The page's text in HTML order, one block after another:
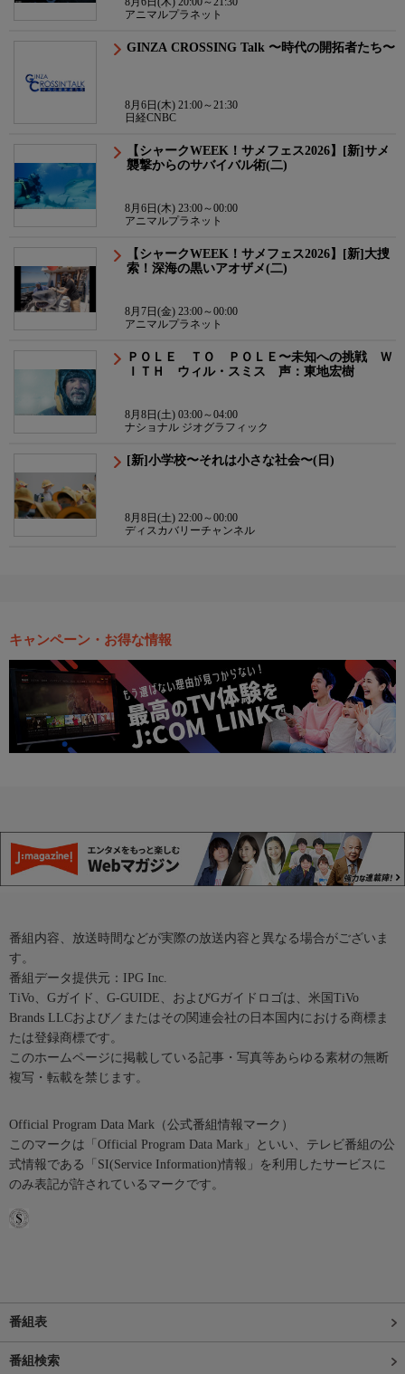
アニマルプラネット
GINZA CROSSING Talk 〜時代の開拓者たち〜
8月6日(木) 21:00～21:30
日経CNBC
【シャークWEEK！サメフェス2026】[新]サメ
襲撃からのサバイバル術(二)
8月6日(木) 23:00～00:00
アニマルプラネット
【シャークWEEK！サメフェス2026】[新]大捜
索！深海の黒いアオザメ(二)
8月7日(金) 23:00～00:00
アニマルプラネット
ＰＯＬＥ ＴＯ ＰＯＬＥ〜未知への挑戦 Ｗ
ＩＴＨ ウィル・スミス 声：東地宏樹
8月8日(土) 03:00～04:00
ナショナル ジオグラフィック
[新]小学校〜それは小さな社会〜(日)
8月8日(土) 22:00～00:00
ディスカバリーチャンネル
キャンペーン・お得な情報
番組内容、放送時間などが実際の放送内容と異なる場合がございま
す。
番組データ提供元：IPG Inc.
TiVo、Gガイド、G-GUIDE、およびGガイドロゴは、米国TiVo
Brands LLCおよび／またはその関連会社の日本国内における商標ま
たは登録商標です。
このホームページに掲載している記事・写真等あらゆる素材の無断
複写・転載を禁じます。
Official Program Data Mark（公式番組情報マーク）
このマークは「Official Program Data Mark」といい、テレビ番組の公
式情報である「SI(Service Information)情報」を利用したサービスに
のみ表記が許されているマークです。
番組表
番組検索